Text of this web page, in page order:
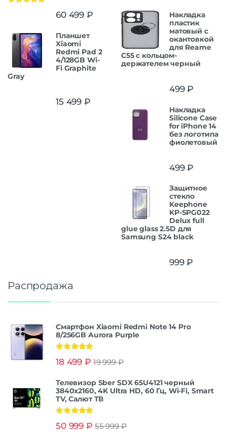
60 499 ₽
Планшет
Xiaomi
Redmi Pad 2
4/128GB Wi-
Fi Graphite
Gray
15 499 ₽
Накладка
пластик
матовый с
окантовкой
для Reame
C55 с кольцом-
держателем черный
499₽
Накладка
Silicone Case
for iPhone 14
без логотипа
фиолетовый
499₽
Защитнoe
cтекло
Keephone
KP-SPG022
Delux full
glue glass 2.5D для
Samsung S24 black
999₽
Распродажа
Смартфон Xiaomi Redmi Note 14 Pro
8/256GB Aurora Purple
из 5
18 499 ₽ 19 999₽
Телевизор Sber SDX 65U4121 черный
3840x2160, 4K Ultra HD, 60 Гц, Wi-Fi, Smart
TV, Салют ТВ
из 5
50 999 ₽ 55 999₽